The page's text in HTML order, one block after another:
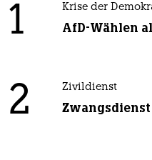
1 Krise der
AfD-Wählen
2 Zivildienst